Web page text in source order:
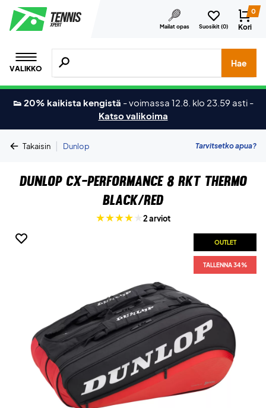
Mailat opas Suosikit (0)
0
Kori
VALIKKO
Hae tuotteita, merkkejä jne.
Hae
👟 20% kaikista kengistä -voimassa 12.8. klo 23.59 asti -
Katso valikoima
Takaisin | Dunlop Tarvitsetko apua?
Dunlop CX-Performance 8 RKT Thermo
Black/Red
2 arviot
OUTLET
TALLENNA 34%